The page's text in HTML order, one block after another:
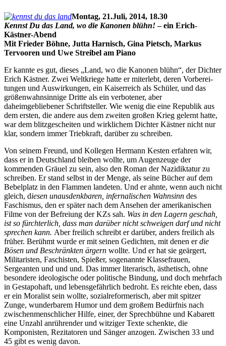
Montag, 21.Juli, 2014, 18.30
Kennst Du das Land, wo die Kanonen blühn!– ein Erich-
Kästner-Abend
Mit Frieder Böhne, Jutta Harnisch, Gina Pietsch, Markus
Tervooren und Uwe Streibel am Piano
Er kannte es gut, dieses „Land, wo die Kanonen blühn“, der Dichter
Erich Kästner. Zwei Weltkriege hatte er miterlebt, deren Vorberei-
tungen und Auswirkungen, ein Kaiserreich als Schüler, und das
größenwahnsinnige Dritte als ein verbotener, aber
daheimgebliebener Schriftsteller. Wie wenig die eine Republik aus
dem ersten, die andere aus dem zweiten großen Krieg gelernt hatte,
war dem blitzgescheiten und wirklichem Dichter Kästner nicht nur
klar, sondern immer Triebkraft, darüber zu schreiben.
Von seinem Freund, und Kollegen Hermann Kesten erfahren wir,
dass er in Deutschland bleiben wollte, um Augenzeuge der
kommenden Gräuel zu sein, also den Roman der Nazidiktatur zu
schreiben. Er stand selbst in der Menge, als seine Bücher auf dem
Bebelplatz in den Flammen landeten. Und er ahnte, wenn auch nicht
gleich, diesen unausdenkbaren, infernalischen Wahnsinn des
Faschismus, den er später nach dem Ansehen der amerikanischen
Filme von der Befreiung der KZs sah. Was in den Lagern geschah,
ist so fürchterlich, dass man darüber nicht schweigen darf und nicht
sprechen kann. Aber freilich schreibt er darüber, anders freilich als
früher. Berühmt wurde er mit seinen Gedichten, mit denen erdie
Bösen und Beschränkten ärgern wollte. Und er hat sie geärgert,
Militaristen, Faschisten, Spießer, sogenannte Klassefrauen,
Sergeanten und und und. Das immer literarisch, ästhetisch, ohne
besondere ideologische oder politische Bindung, und doch mehrfach
in Gestapohaft, und lebensgefährlich bedroht. Es reichte eben, dass
er ein Moralist sein wollte, sozialreformerisch, aber mit spitzer
Zunge, wunderbarem Humor und dem großem Bedürfnis nach
zwischenmenschlicher Hilfe, einer, der Sprechbühne und Kabarett
eine Unzahl anrührender und witziger Texte schenkte, die
Komponisten, Rezitatoren und Sänger anzogen. Zwischen 33 und
45 gibt es wenig davon.